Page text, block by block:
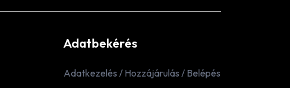
Adatbekérés
Adatkezelés / Hozzájárulás / Belépés